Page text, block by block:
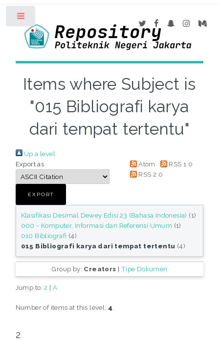
Items where Subject is
"015 Bibliografi karya
dari tempat tertentu"
Up a level
Export as
Atom
RSS 1.0
RSS 2.0
Klasifikasi Desimal Dewey Edisi 23 (Bahasa Indonesia) (1)
000 - Komputer, Informasi dan Referensi Umum (1)
010 Bibliografi (4)
015 Bibliografi karya dari tempat tertentu (4)
Group by: Creators | Tipe Dokumen
Jump to:2 | A
Number of items at this level: 4
2